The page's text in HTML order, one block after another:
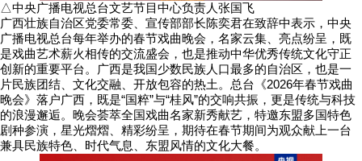
△中央广播电视总台文艺节目中心负责人张国飞
广西壮族自治区党委常委、宣传部部长陈奕君在致辞中表示，中央
广播电视总台每年举办的春节戏曲晚会，名家云集、亮点纷呈，既
是戏曲艺术薪火相传的交流盛会，也是推动中华优秀传统文化守正
创新的重要平台。广西是我国少数民族人口最多的自治区，也是一
片民族团结、文化交融、开放包容的热土。总台《2026年春节戏曲
晚会》落户广西，既是“国粹”与“桂风”的交响共振，更是传统与科技
的浪漫邂逅。晚会荟萃全国戏曲名家新秀献艺，特邀东盟多国特色
剧种参演，星光熠熠、精彩纷呈，期待在春节期间为观众献上一台
兼具民族特色、时代气息、东盟风情的文化大餐。